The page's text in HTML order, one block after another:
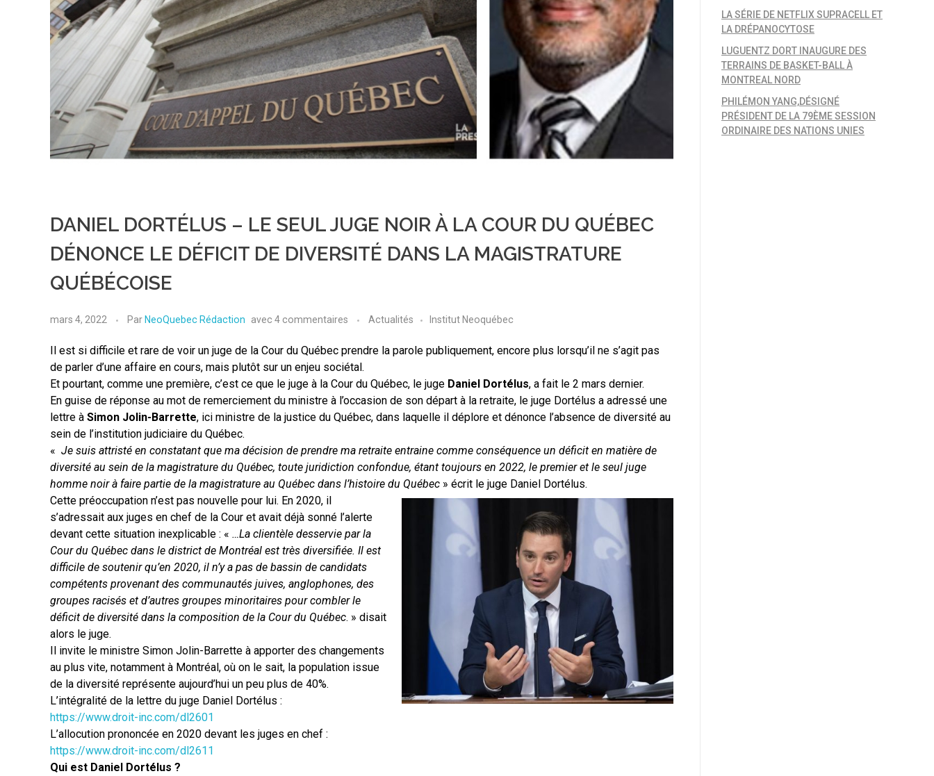
DANIEL DORTÉLUS – LE SEUL JUGE NOIR À LA COUR DU QUÉBEC
DÉNONCE LE DÉFICIT DE DIVERSITÉ DANS LA MAGISTRATURE
QUÉBÉCOISE
mars 4, 2022 Par NeoQuebec Rédaction avec 4 commentaires Actualités Institut Neoquébec
Il est si difficile et rare de voir un juge de la Cour du Québec prendre la parole publiquement, encore plus lorsqu’il ne s’agit pas
de parler d’une affaire en cours, mais plutôt sur un enjeu sociétal.
Et pourtant, comme une première, c’est ce que le juge à la Cour du Québec, le juge Daniel Dortélus, a fait le 2 mars dernier.
En guise de réponse au mot de remerciement du ministre à l’occasion de son départ à la retraite, le juge Dortélus a adressé une
lettre à Simon Jolin-Barrette, ici ministre de la justice du Québec, dans laquelle il déplore et dénonce l’absence de diversité au
sein de l’institution judiciaire du Québec.
« Je suis attristé en constatant que ma décision de prendre ma retraite entraine comme conséquence un déficit en matière de
diversité au sein de la magistrature du Québec, toute juridiction confondue, étant toujours en 2022, le premier et le seul juge
homme noir à faire partie de la magistrature au Québec dans l’histoire du Québec » écrit le juge Daniel Dortélus.
Cette préoccupation n’est pas nouvelle pour lui. En 2020, il
s’adressait aux juges en chef de la Cour et avait déjà sonné l’alerte
devant cette situation inexplicable : « …La clientèle desservie par la
Cour du Québec dans le district de Montréal est très diversifiée. Il est
difficile de soutenir qu’en 2020, il n’y a pas de bassin de candidats
compétents provenant des communautés juives, anglophones, des
groupes racisés et d’autres groupes minoritaires pour combler le
déficit de diversité dans la composition de la Cour du Québec. » disait
alors le juge.
Il invite le ministre Simon Jolin-Barrette à apporter des changements
au plus vite, notamment à Montréal, où on le sait, la population issue
de la diversité représente aujourd’hui un peu plus de 40%.
L’intégralité de la lettre du juge Daniel Dortélus :
https://www.droit-inc.com/dl2601
L’allocution prononcée en 2020 devant les juges en chef :
https://www.droit-inc.com/dl2611
Qui est Daniel Dortélus ?
LA SÉRIE DE NETFLIX SUPRACELL ET
LA DRÉPANOCYTOSE
LUGUENTZ DORT INAUGURE DES
TERRAINS DE BASKET-BALL À
MONTREAL NORD
PHILÉMON YANG,DÉSIGNÉ
PRÉSIDENT DE LA 79ÈME SESSION
ORDINAIRE DES NATIONS UNIES